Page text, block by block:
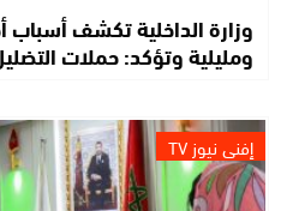
وزارة الداخلية تكشف أسباب
ومليلية وتؤكد: حملات
إفني نيوز TV